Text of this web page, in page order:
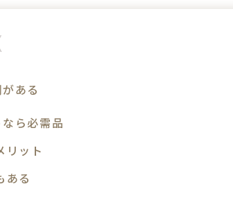
ある
ら必需品
リット
ある